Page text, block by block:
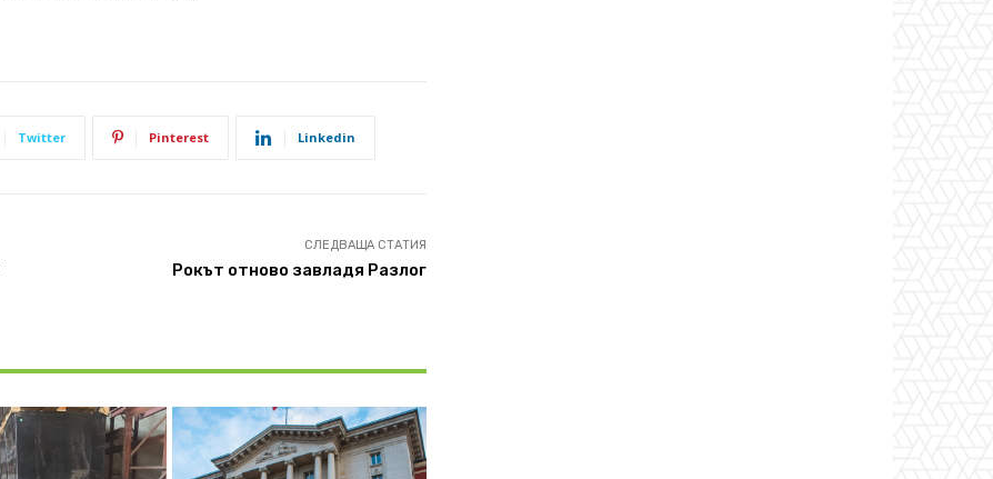
Twitter Pinterest Linkedin
СЛЕДВАЩА СТАТИЯ
Рокът oтново завладя Разлог